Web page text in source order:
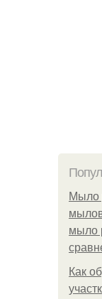
Мыло
мыло
Как